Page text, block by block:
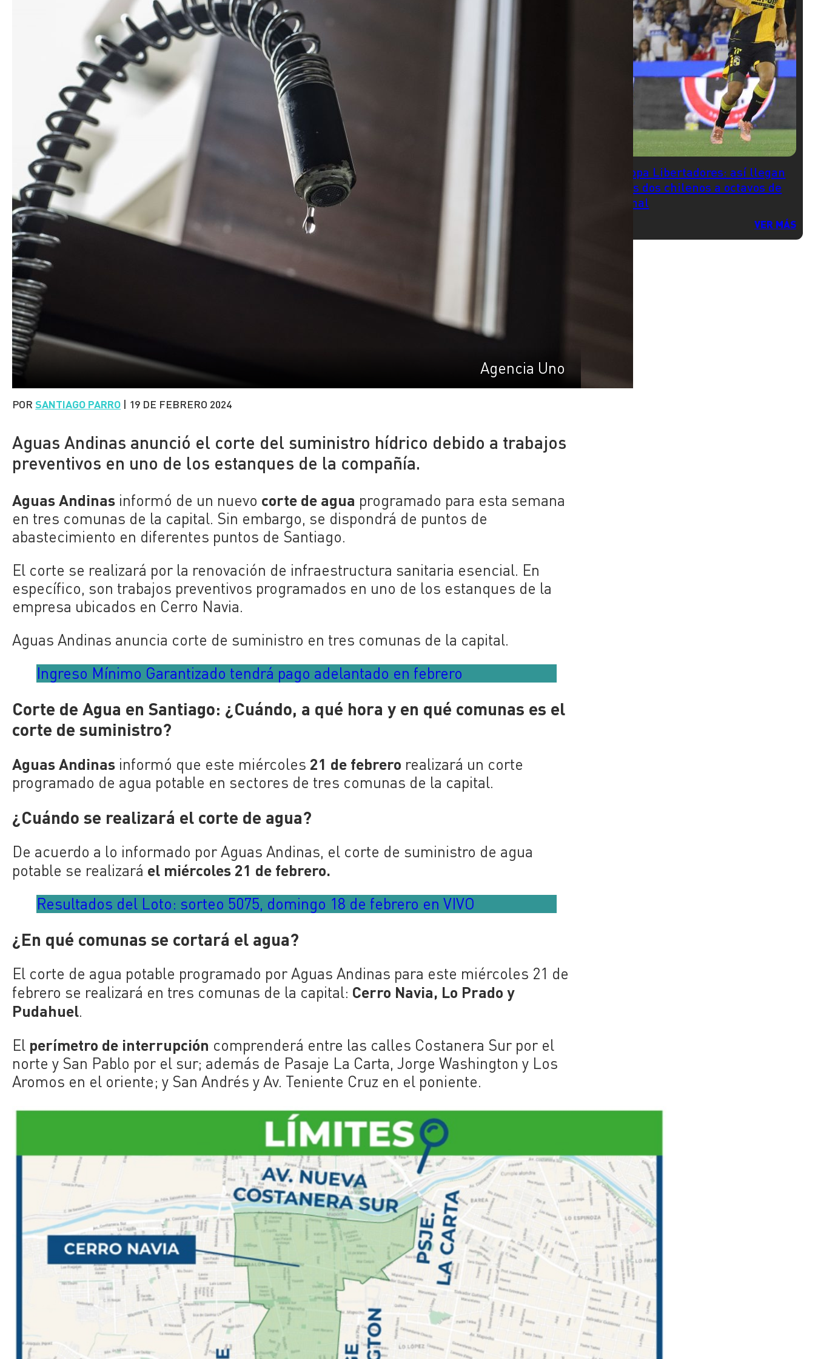
Agencia Uno
PORSANTIAGO PARRO | 19 DE FEBRERO 2024
Aguas Andinas anunció el corte del suministro hídrico debido a trabajos
preventivos en uno de los estanques de la compañía.
Aguas Andinas informó de un nuevo corte de agua programado para esta semana
en tres comunas de la capital. Sin embargo, se dispondrá de puntos de
abastecimiento en diferentes puntos de Santiago.
El corte se realizará por la renovación de infraestructura sanitaria esencial. En
específico, son trabajos preventivos programados en uno de los estanques de la
empresa ubicados en Cerro Navia.
Aguas Andinas anuncia corte de suministro en tres comunas de la capital.
Ingreso Mínimo Garantizado tendrá pago adelantado en febrero
Corte de Agua en Santiago: ¿Cuándo, a qué hora y en qué comunas es el
corte de suministro?
Aguas Andinas informó que este miércoles 21 de febrero realizará un corte
programado de agua potable en sectores de tres comunas de la capital.
¿Cuándo se realizará el corte de agua?
De acuerdo a lo informado por Aguas Andinas, el corte de suministro de agua
potable se realizará el miércoles 21 de febrero.
Resultados del Loto: sorteo 5075, domingo 18 de febrero en VIVO
¿En qué comunas se cortará el agua?
El corte de agua potable programado por Aguas Andinas para este miércoles 21 de
febrero se realizará en tres comunas de la capital: Cerro Navia, Lo Prado y
Pudahuel.
El perímetro de interrupción comprenderá entre las calles Costanera Sur por el
norte y San Pablo por el sur; además de Pasaje La Carta, Jorge Washington y Los
Aromos en el oriente; y San Andrés y Av. Teniente Cruz en el poniente.
Copa Libertadores: así llegan
los dos chilenos a octavos de
final
VER MÁS